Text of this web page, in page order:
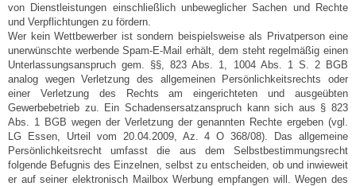
von Dienstleistungen einschließlich unbeweglicher Sachen und Rechte
und Verpflichtungen zu fördern.
Wer kein Wettbewerber ist sondern beispielsweise als Privatperson eine
unerwünschte werbende Spam-E-Mail erhält, dem steht regelmäßig einen
Unterlassungsanspruch gem. §§, 823 Abs. 1, 1004 Abs. 1 S. 2 BGB
analog wegen Verletzung des allgemeinen Persönlichkeitsrechts oder
einer Verletzung des Rechts am eingerichteten und ausgeübten
Gewerbebetrieb zu. Ein Schadensersatzanspruch kann sich aus § 823
Abs. 1 BGB wegen der Verletzung der genannten Rechte ergeben (vgl.
LG Essen, Urteil vom 20.04.2009, Az. 4 O 368/08). Das allgemeine
Persönlichkeitsrecht umfasst die aus dem Selbstbestimmungsrecht
folgende Befugnis des Einzelnen, selbst zu entscheiden, ob und inwieweit
er auf seiner elektronisch Mailbox Werbung empfangen will. Wegen des